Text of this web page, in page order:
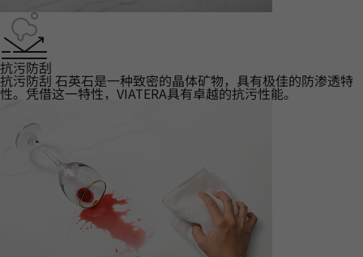
抗污防刮‌
抗污防刮‌ 石英石是一种致密的晶体矿物，具有极佳的防渗透特
性。凭借这一特性，VIATERA具有卓越的抗污性能。